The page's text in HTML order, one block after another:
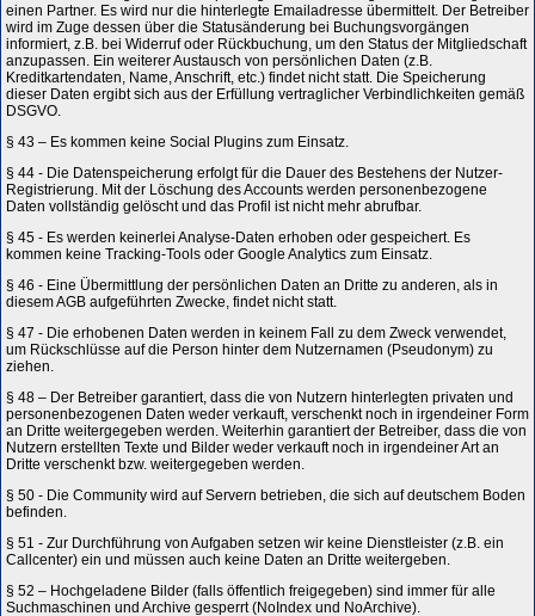
einen Partner. Es wird nur die hinterlegte Emailadresse übermittelt. Der Betreiber
wird im Zuge dessen über die Statusänderung bei Buchungsvorgängen
informiert, z.B. bei Widerruf oder Rückbuchung, um den Status der Mitgliedschaft
anzupassen. Ein weiterer Austausch von persönlichen Daten (z.B.
Kreditkartendaten, Name, Anschrift, etc.) findet nicht statt. Die Speicherung
dieser Daten ergibt sich aus der Erfüllung vertraglicher Verbindlichkeiten gemäß
DSGVO.
§ 43 – Es kommen keine Social Plugins zum Einsatz.
§ 44 - Die Datenspeicherung erfolgt für die Dauer des Bestehens der Nutzer-
Registrierung. Mit der Löschung des Accounts werden personenbezogene
Daten vollständig gelöscht und das Profil ist nicht mehr abrufbar.
§ 45 - Es werden keinerlei Analyse-Daten erhoben oder gespeichert. Es
kommen keine Tracking-Tools oder Google Analytics zum Einsatz.
§ 46 - Eine Übermittlung der persönlichen Daten an Dritte zu anderen, als in
diesem AGB aufgeführten Zwecke, findet nicht statt.
§ 47 - Die erhobenen Daten werden in keinem Fall zu dem Zweck verwendet,
um Rückschlüsse auf die Person hinter dem Nutzernamen (Pseudonym) zu
ziehen.
§ 48 – Der Betreiber garantiert, dass die von Nutzern hinterlegten privaten und
personenbezogenen Daten weder verkauft, verschenkt noch in irgendeiner Form
an Dritte weitergegeben werden. Weiterhin garantiert der Betreiber, dass die von
Nutzern erstellten Texte und Bilder weder verkauft noch in irgendeiner Art an
Dritte verschenkt bzw. weitergegeben werden.
§ 50 - Die Community wird auf Servern betrieben, die sich auf deutschem Boden
befinden.
§ 51 - Zur Durchführung von Aufgaben setzen wir keine Dienstleister (z.B. ein
Callcenter) ein und müssen auch keine Daten an Dritte weitergeben.
§ 52 – Hochgeladene Bilder (falls öffentlich freigegeben) sind immer für alle
Suchmaschinen und Archive gesperrt (NoIndex und NoArchive).